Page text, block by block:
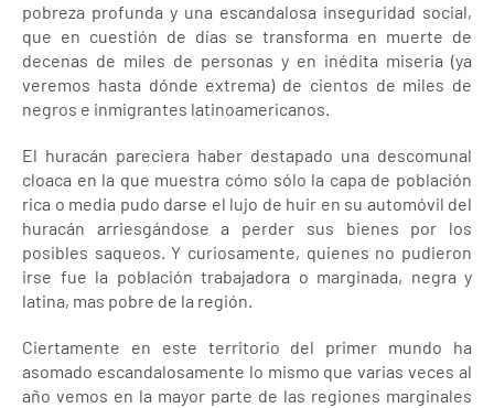
pobreza profunda y una escandalosa inseguridad social,
que en cuestión de días se transforma en muerte de
decenas de miles de personas y en inédita miseria (ya
veremos hasta dónde extrema) de cientos de miles de
negros e inmigrantes latinoamericanos.
El huracán pareciera haber destapado una descomunal
cloaca en la que muestra cómo sólo la capa de población
rica o media pudo darse el lujo de huir en su automóvil del
huracán arriesgándose a perder sus bienes por los
posibles saqueos. Y curiosamente, quienes no pudieron
irse fue la población trabajadora o marginada, negra y
latina, mas pobre de la región.
Ciertamente en este territorio del primer mundo ha
asomado escandalosamente lo mismo que varias veces al
año vemos en la mayor parte de las regiones marginales